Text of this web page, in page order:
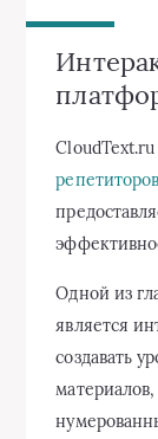
репетиторов
Одной из
является
создавать